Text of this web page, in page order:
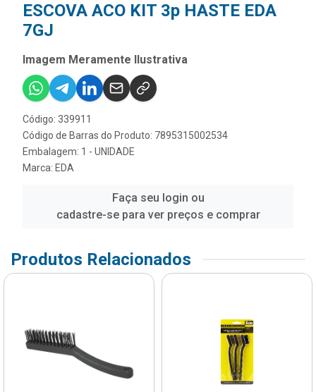
ESCOVA ACO KIT 3p HASTE EDA
7GJ
Imagem Meramente Ilustrativa
Código: 339911
Código de Barras do Produto: 7895315002534
Embalagem: 1 - UNIDADE
Marca: EDA
Faça seu login ou
cadastre-se para ver preços e comprar
Produtos Relacionados